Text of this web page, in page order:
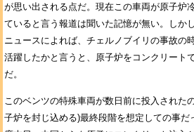
が思い出される点だ。現在この車両が原子炉
ていると言う報道は聞いた記憶が無い。しか
ニュースによれば、チェルノブイリの事故の
活躍したかと言うと、原子炉をコンクリート
だ。
このベンツの特殊車両が数日前に投入された
子炉を封じ込める)最終段階を想定しての事